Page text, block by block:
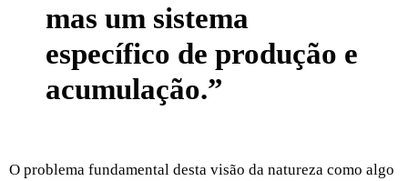
mas um sistema
específico de produção e
acumulação.”
O problema fundamental desta visão da natureza como algo